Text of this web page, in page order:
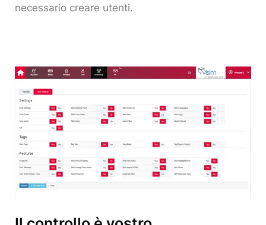
necessario creare utenti.